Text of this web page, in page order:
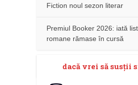
Fiction noul sezon literar
Premiul Booker 2026: iată
romane rămase în cursă
dacă vrei să susţii